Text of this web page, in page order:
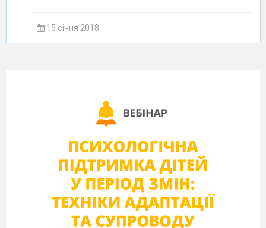
15 січня 2018